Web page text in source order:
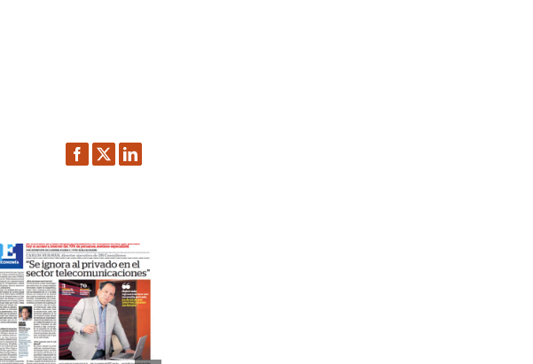
Facebook
TwitterLinkedIn